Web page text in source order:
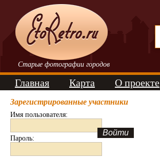
Старые фотографии городов
Главная Карта О проекте
Зарегистрированные участники
Имя пользователя:
Пароль: